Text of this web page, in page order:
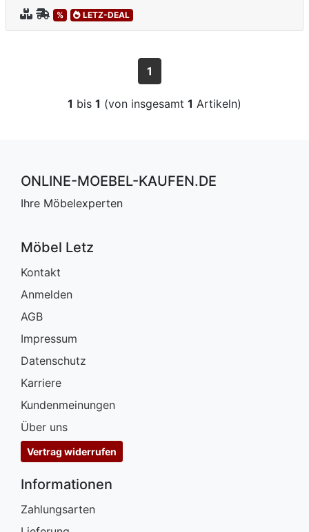
% LETZ-DEAL
1
1 bis 1 (von insgesamt 1 Artikeln)
ONLINE-MOEBEL-KAUFEN.DE
Ihre Möbelexperten
Möbel Letz
Kontakt
Anmelden
AGB
Impressum
Datenschutz
Karriere
Kundenmeinungen
Über uns
Vertrag widerrufen
Informationen
Zahlungsarten